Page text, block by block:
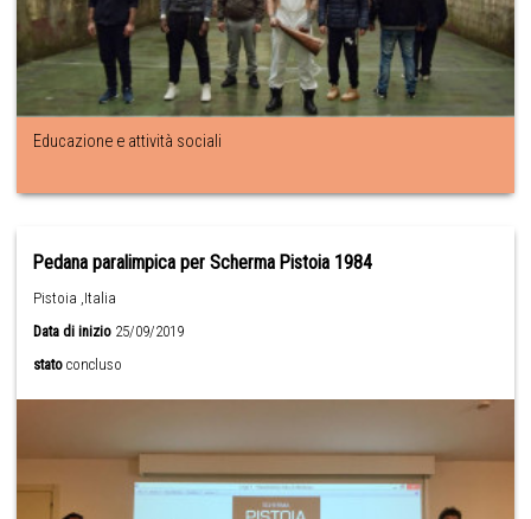
Educazione e attività sociali
Pedana paralimpica per Scherma Pistoia 1984
Pistoia ,Italia
Data di inizio 25/09/2019
stato concluso